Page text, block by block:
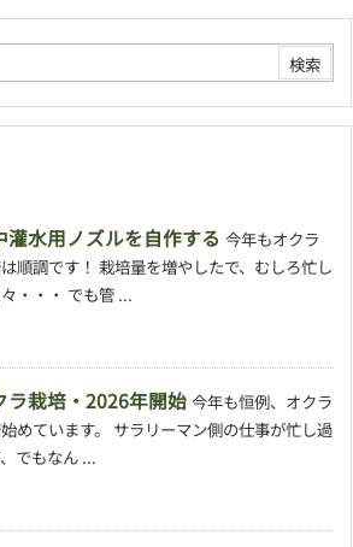
灌水用ノズルを自作する 今年もオクラ
順調です！ 栽培量を増やしたで、むしろ忙し
・・・ でも管 ...
ラ栽培・2026年開始 今年も恒例、オクラ
めています。 サラリーマン側の仕事が忙し過
でもなん ...